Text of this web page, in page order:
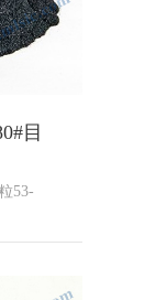
目
53-